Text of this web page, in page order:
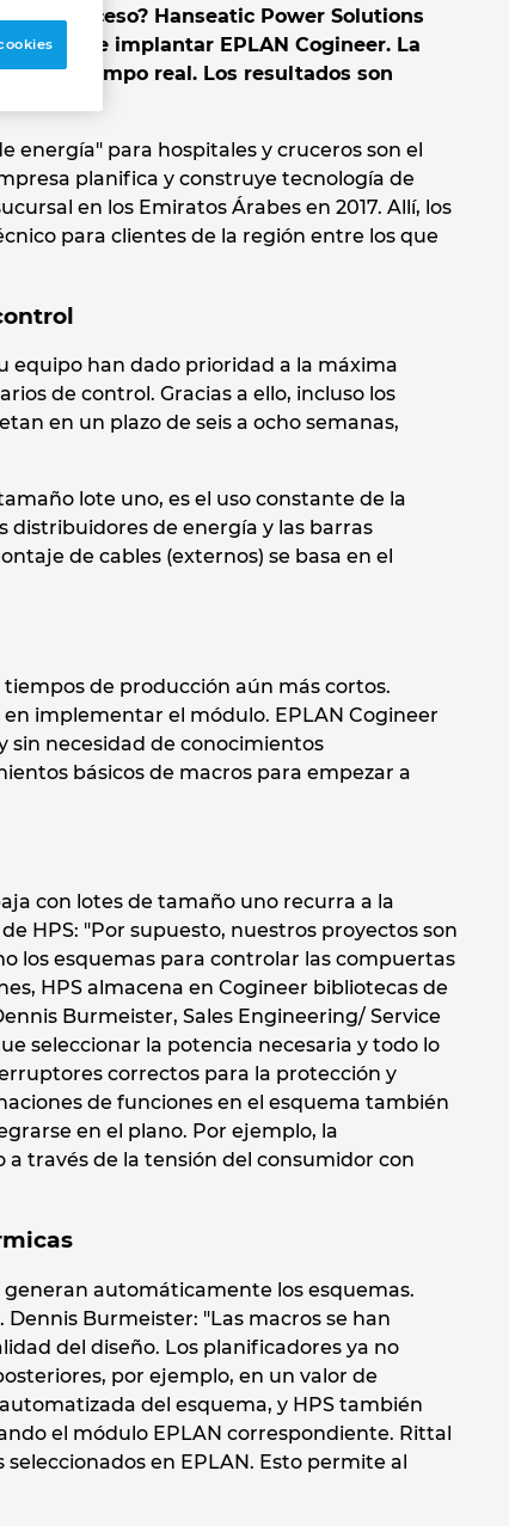
un proceso? Hanseatic Power Solutions
de implantar EPLAN Cogineer. La
de tiempo real. Los resultados son
energía" para hospitales y cruceros son el
planifica y construye tecnología de
en los Emiratos Árabes en 2017. Allí, los
para clientes de la región entre los que
equipo han dado prioridad a la máxima
de control. Gracias a ello, incluso los
en un plazo de seis a ocho semanas,
lote uno, es el uso constante de la
distribuidores de energía y las barras
de cables (externos) se basa en el
tiempos de producción aún más cortos.
implementar el módulo. EPLAN Cogineer
sin necesidad de conocimientos
básicos de macros para empezar a
con lotes de tamaño uno recurra a la
HPS: "Por supuesto, nuestros proyectos son
los esquemas para controlar las compuertas
HPS almacena en Cogineer bibliotecas de
Burmeister, Sales Engineering/ Service
seleccionar la potencia necesaria y todo lo
correctos para la protección y
de funciones en el esquema también
en el plano. Por ejemplo, la
través de la tensión del consumidor con
automáticamente los esquemas.
Burmeister: "Las macros se han
del diseño. Los planificadores ya no
por ejemplo, en un valor de
del esquema, y HPS también
el módulo EPLAN correspondiente. Rittal
en EPLAN. Esto permite al